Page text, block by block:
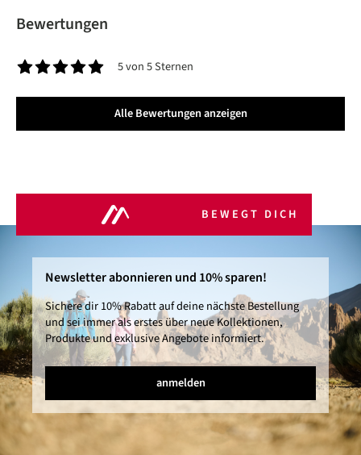
Bewertungen
5 von 5 Sternen
Alle Bewertungen anzeigen
BEWEGT DICH
Newsletter abonnieren und 10% sparen!
Sichere dir 10% Rabatt auf deine nächste Bestellung
und sei immer als erstes über neue Kollektionen,
Produkte und exklusive Angebote informiert.
anmelden